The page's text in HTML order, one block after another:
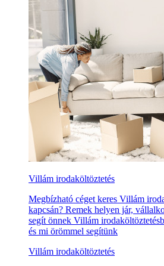
Villám irodaköltöztetés
Megbízható céget keres Villám
kapcsán? Remek helyen jár,
segít önnek Villám
és mi örömmel segítünk
Villám irodaköltöztetés